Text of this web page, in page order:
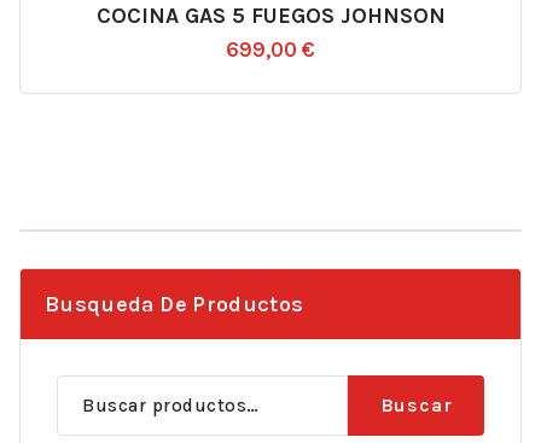
COCINA GAS 5 FUEGOS JOHNSON
699,00 €
Busqueda De Productos
Buscar
Buscar